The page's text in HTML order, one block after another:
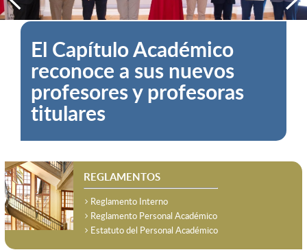
El Capítulo Académico
reconoce a sus nuevos
profesores y profesoras
titulares
Capítulo Académico
REGLAMENTOS
Reglamento Interno
Reglamento Personal Académico
Estatuto del Personal Académico